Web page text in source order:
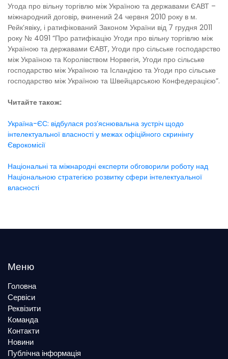
Угода про вільну торгівлю між Україною та державами ЄАВТ –
міжнародний договір, вчинений 24 червня 2010 року в м.
Рейк’явіку, і ратифікований Законом України від 7 грудня 2011
року № 4091 “Про ратифікацію Угоди про вільну торгівлю між
Україною та державами ЄАВТ, Угоди про сільське господарство
між Україною та Королівством Норвегія, Угоди про сільське
господарство між Україною та Ісландією та Угоди про сільське
господарство між Україною та Швейцарською Конфедерацією”.
Читайте також:
Україна-ЄС: відбулася роз’яснювальна зустріч щодо
інтелектуальної власності у межах офіційного скринінгу
Єврокомісії
Національні та міжнародні експерти обговорили роботу над
Національною стратегією розвитку сфери інтелектуальної
власності
Меню
Головна
Сервіси
Реквізити
Команда
Контакти
Новини
Публічна інформація